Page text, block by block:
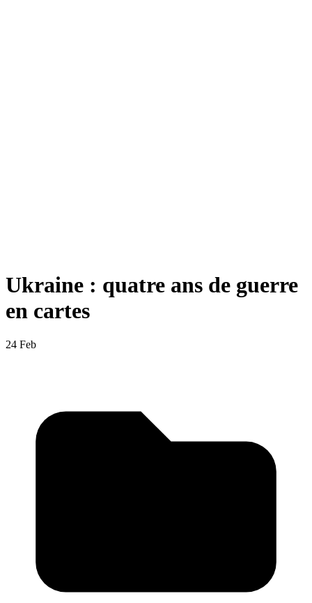
Ukraine : quatre ans de guerre
en cartes
24 Feb